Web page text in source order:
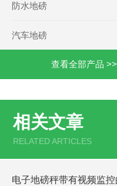
防水地磅
汽车地磅
查看全部产品 >>
相关文章
RELATED ARTICLES